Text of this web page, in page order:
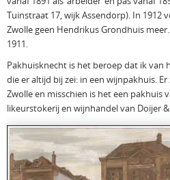
Tuinstraat 17, wijk Assendorp). In 1912
Zwolle geen Hendrikus Grondhuis
1911.
Pakhuisknecht is het beroep dat ik van
die er altijd bij zei: in een wijnpakhuis.
Zwolle en misschien is het een pakhuis
likeurstokerij en wijnhandel van Doijer